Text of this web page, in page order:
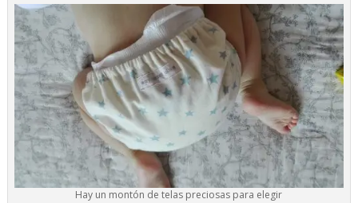
Hay un montón de telas preciosas para elegir